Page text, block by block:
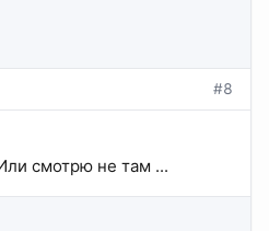
#8
смотрю не там ...